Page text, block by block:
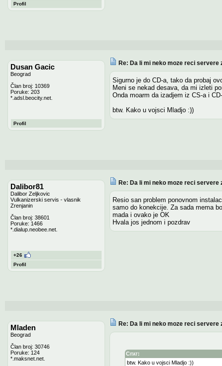
Profil
Dusan Gacic
Beograd
Član broj: 10369
Poruke: 203
*.adsl.beocity.net.
Profil
Re: Da li mi neko moze reci servere
Sigurno je do CD-a, tako da probaj
Meni se nekad desava, da mi izleti
Onda moarm da izadjem iz CS-a i
btw. Kako u vojsci Mladjo :))
Dalibor81
Dalibor Zeljkovic
Vulkanizerski servis - vlasnik
Zrenjanin
Član broj: 38601
Poruke: 1466
*.dialup.neobee.net.
+26
Profil
Re: Da li mi neko moze reci servere
Resio san problem ponovnom
samo do konekcije. Za sada mema
mada i ovako je OK
Hvala jos jednom i pozdrav
Mladen
Beograd
Član broj: 30746
Poruke: 124
*.maksnet.net.
Re: Da li mi neko moze reci servere
Citat:
btw. Kako u vojsci Mladjo :))